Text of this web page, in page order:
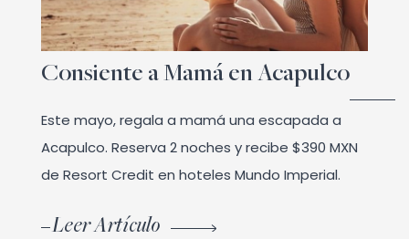
Consiente a Mamá en Acapulco
Este mayo, regala a mamá una escapada a
Acapulco. Reserva 2 noches y recibe $390 MXN
de Resort Credit en hoteles Mundo Imperial.
Leer Artículo